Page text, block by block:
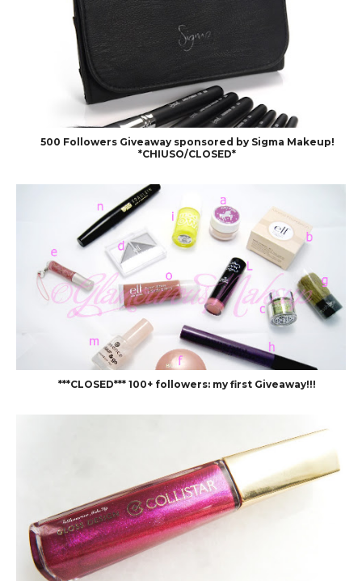
500 Followers Giveaway sponsored by Sigma Makeup!
*CHIUSO/CLOSED*
***CLOSED*** 100+ followers: my first Giveaway!!!